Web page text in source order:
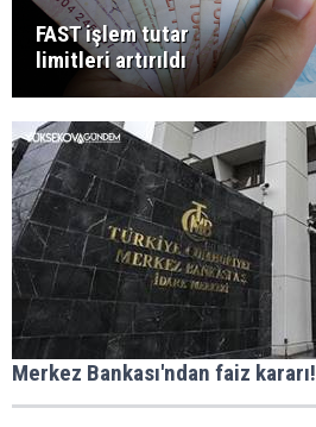
FAST işlem tutar
limitleri artırıldı
Merkez Bankası'ndan faiz kararı!